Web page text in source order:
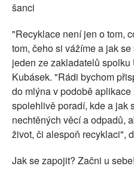
šanci
"Recyklace není jen o tom,
tom, čeho si vážíme a jak
jeden ze zakladatelů
Kubásek. "Rádi bychom
do mlýna v podobě
spolehlivě poradí, kde a jak
nechtěných věcí a odpadů,
život, či alespoň recyklaci",
Jak se zapojit? Začni u sebe!